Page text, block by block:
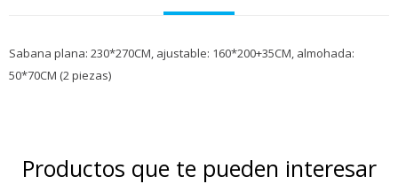
Sabana plana: 230*270CM, ajustable: 160*200+35CM, almohada:
50*70CM (2 piezas)
Productos que te pueden interesar